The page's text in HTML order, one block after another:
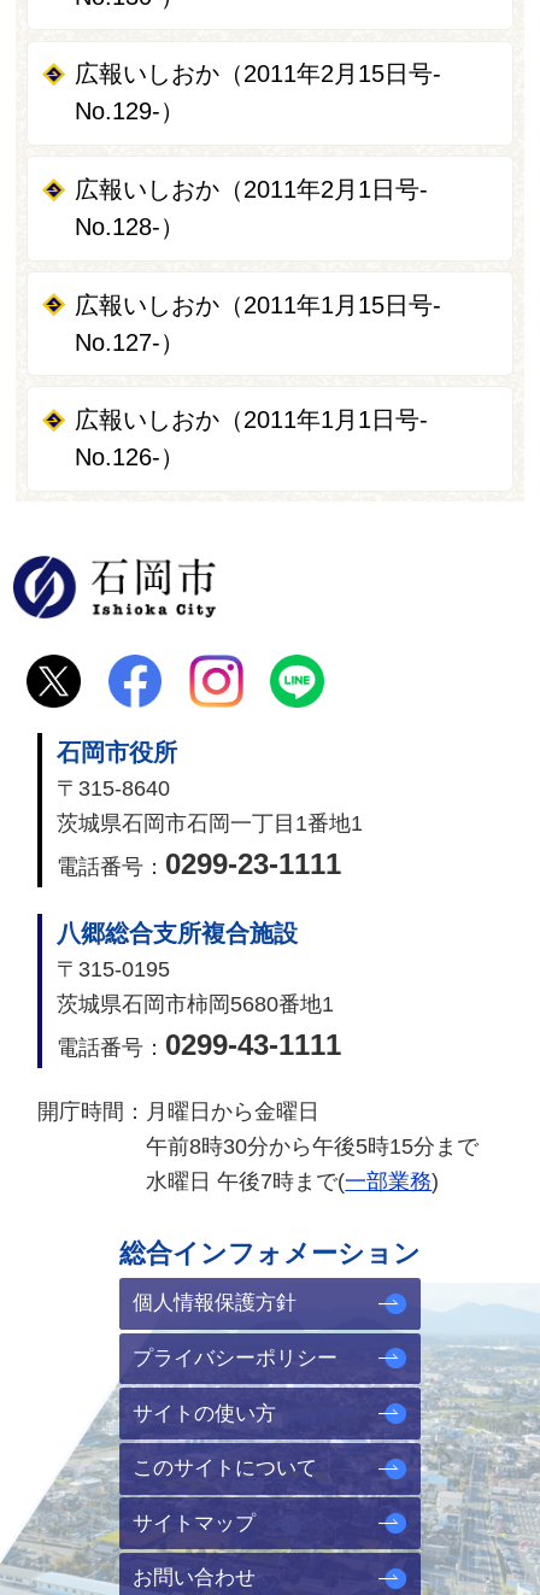
広報いしおか（2011年2月15日号-
No.129-）
広報いしおか（2011年2月1日号-
No.128-）
広報いしおか（2011年1月15日号-
No.127-）
広報いしおか（2011年1月1日号-
No.126-）
石岡市役所
〒315-8640
茨城県石岡市石岡一丁目1番地1
電話番号： 0299-23-1111
八郷総合支所複合施設
〒315-0195
茨城県石岡市柿岡5680番地1
電話番号： 0299-43-1111
開庁時間： 月曜日から金曜日
午前8時30分から午後5時15分まで
水曜日 午後7時まで(一部業務)
総合インフォメーション
個人情報保護方針
プライバシーポリシー
サイトの使い方
このサイトについて
サイトマップ
お問い合わせ